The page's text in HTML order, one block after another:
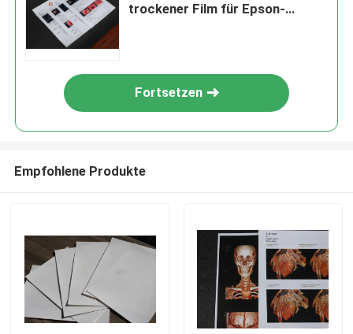
trockener Film für Epson-
Fortsetzen
Empfohlene Produkte